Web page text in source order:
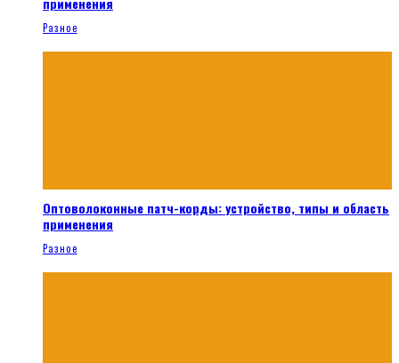
Разное
Оптоволоконные патч-корды: устройство, типы и область
применения
Разное